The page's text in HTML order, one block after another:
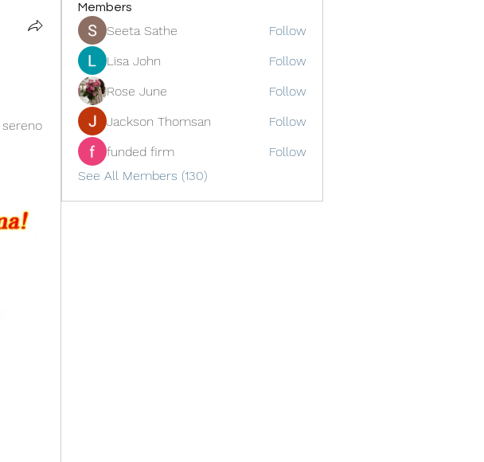
Members
Seeta Sathe
Follow
Lisa John
Follow
Rose June
Follow
Jackson Thomsan
Follow
funded firm
Follow
See All Members (130)